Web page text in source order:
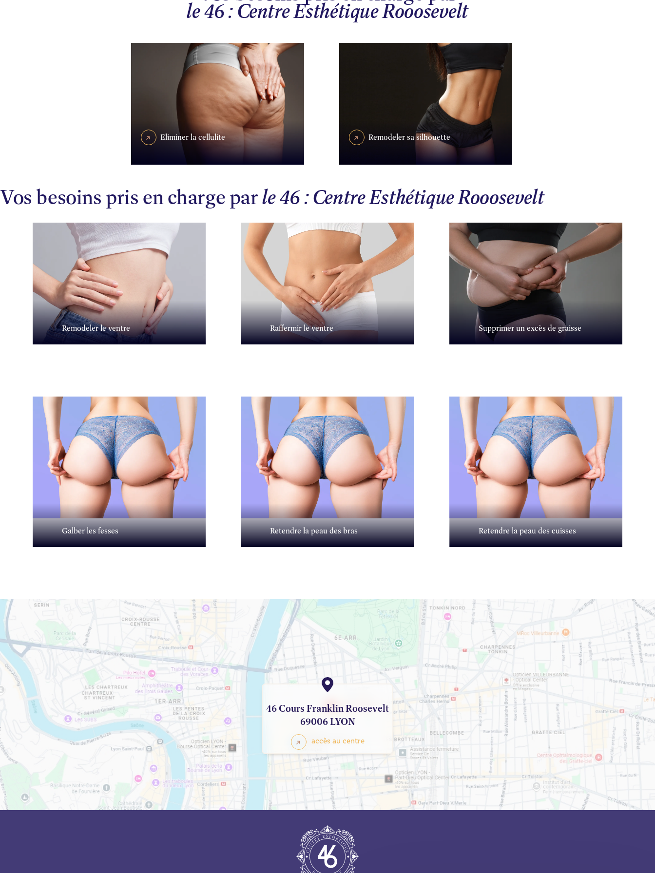
le 46 : Centre Esthétique Rooosevelt
Eliminer la cellulite Remodeler sa silhouette
Vos besoins pris en charge parle 46 : Centre Esthétique Rooosevelt
Remodeler le ventre Raffermir le ventre Supprimer un excès de graisse
Galber les fesses Retendre la peau des bras Retendre la peau des cuisses
46 Cours Franklin Roosevelt
69006 LYON
accès au centre